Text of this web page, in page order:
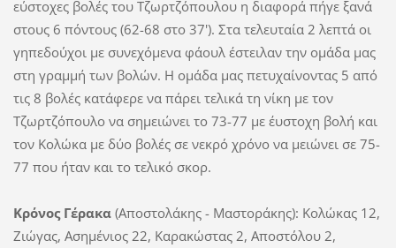
εύστοχες βολές του Τζωρτζόπουλου η διαφορά πήγε ξανά
στους 6 πόντους (62-68 στο 37'). Στα τελευταία 2 λεπτά οι
γηπεδούχοι με συνεχόμενα φάουλ έστειλαν την ομάδα μας
στη γραμμή των βολών. Η ομάδα μας πετυχαίνοντας 5 από
τις 8 βολές κατάφερε να πάρει τελικά τη νίκη με τον
Τζωρτζόπουλο να σημειώνει το 73-77 με έυστοχη βολή και
τον Κολώκα με δύο βολές σε νεκρό χρόνο να μειώνει σε 75-
77 που ήταν και το τελικό σκορ.
Κρόνος Γέρακα(Αποστολάκης - Μαστοράκης): Κολώκας 12,
Ζιώγας, Ασημένιος 22, Καρακώστας 2, Αποστόλου 2,